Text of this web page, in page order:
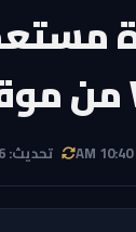
تحديث: 6 أغسطس 2026 — 9:51 PM